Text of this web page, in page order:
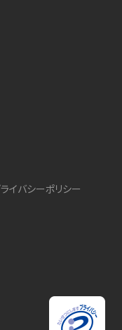
イバシーポリシー